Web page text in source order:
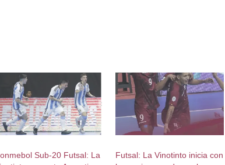
Sub-20 Futsal: La
Futsal: La Vinotinto inicia con